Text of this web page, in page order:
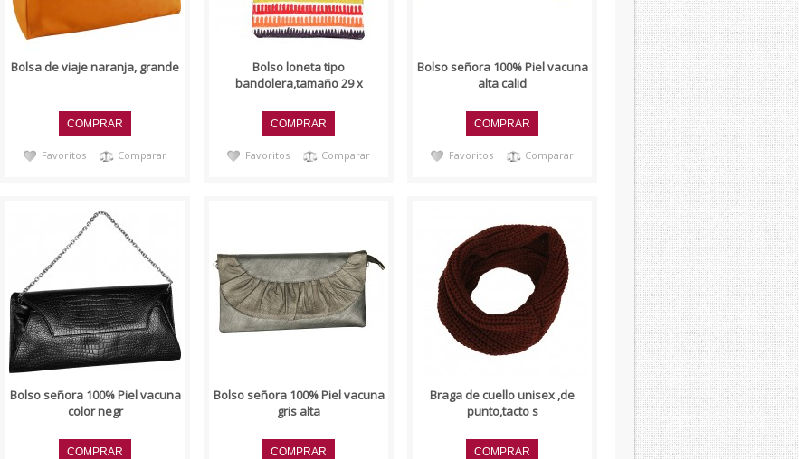
Bolsa de viaje naranja, grande
Favoritos Comparar
Bolso loneta tipo
bandolera,tamaño 29 x
Favoritos Comparar
Bolso señora 100% Piel vacuna
alta calid
Favoritos Comparar
Bolso señora 100% Piel vacuna
color negr
..
Bolso señora 100% Piel vacuna
gris alta
..
Braga de cuello unisex ,de
punto,tacto s